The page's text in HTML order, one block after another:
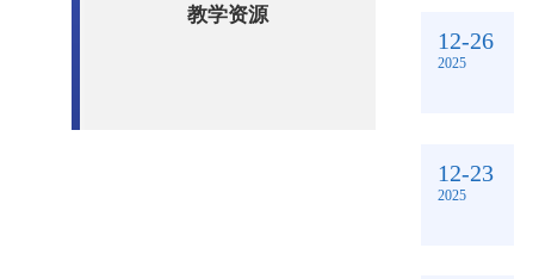
教学资源
12-26
2025
12-23
2025